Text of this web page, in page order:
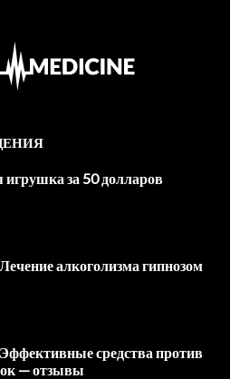
игрушка за 50 долларов
алкоголизма гипнозом
средства против
— отзывы